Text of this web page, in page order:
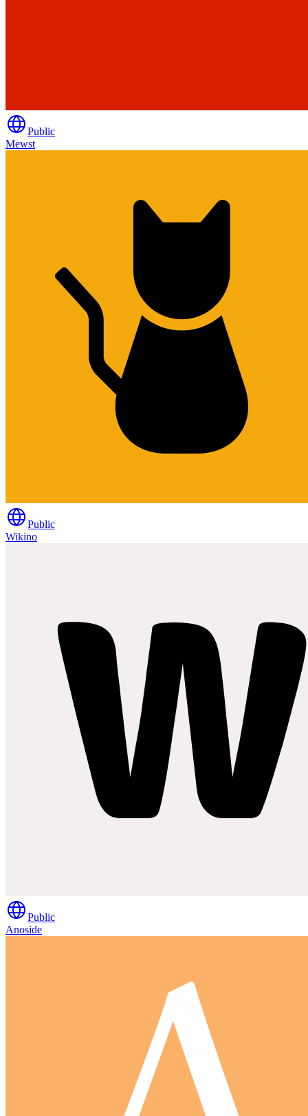
Public
Mewst
Public
Wikino
Public
Anoside